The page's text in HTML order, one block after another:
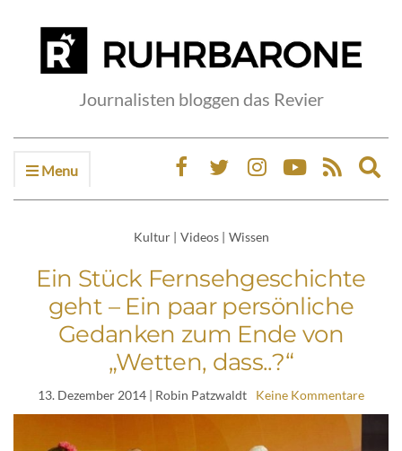
Journalisten bloggen das Revier
Menu
Kultur | Videos | Wissen
Ein Stück Fernsehgeschichte
geht – Ein paar persönliche
Gedanken zum Ende von
„Wetten, dass..?“
13. Dezember 2014 | Robin Patzwaldt Keine Kommentare